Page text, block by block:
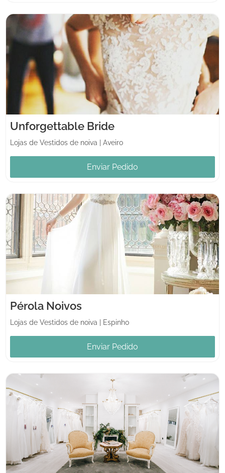
Unforgettable Bride
Lojas de Vestidos de noiva Aveiro
Enviar Pedido
Pérola Noivos
Lojas de Vestidos de noiva Espinho
Enviar Pedido